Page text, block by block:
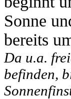
Sonne
bereits
Da u.a.
befinden,